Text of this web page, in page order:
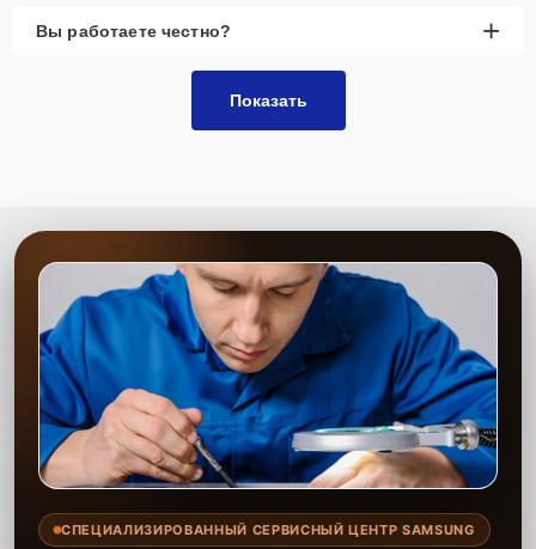
Вы работаете честно? +
Показать
СПЕЦИАЛИЗИРОВАННЫЙ СЕРВИСНЫЙ ЦЕНТР SAMSUNG